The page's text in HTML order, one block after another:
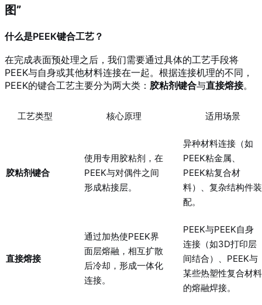
图”
什么是PEEK键合工艺？
在完成表面预处理之后，我们需要通过具体的工艺手段将
PEEK与自身或其他材料连接在一起。根据连接机理的不同，
PEEK的键合工艺主要分为两大类： 胶粘剂键合与直接熔接。
工艺类型 核心原理 适用场景
胶粘剂键合
使用专用胶粘剂，在
PEEK与对偶件之间
形成粘接层。
异种材料连接（如
PEEK粘金属、
PEEK粘复合材
料）、复杂结构件装
配。
直接熔接
通过加热使PEEK界
面层熔融，相互扩散
后冷却，形成一体化
连接。
PEEK与PEEK自身
连接（如3D打印层
间结合）、PEEK与
某些热塑性复合材料
的熔融焊接。